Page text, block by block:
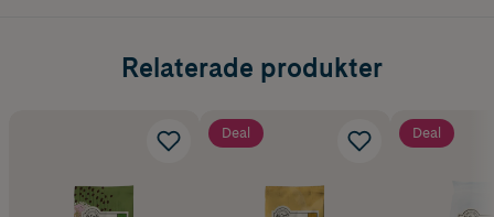
Relaterade produkter
Deal Deal